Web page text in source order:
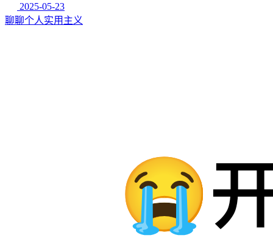
2025-05-23
聊聊个人实用主义